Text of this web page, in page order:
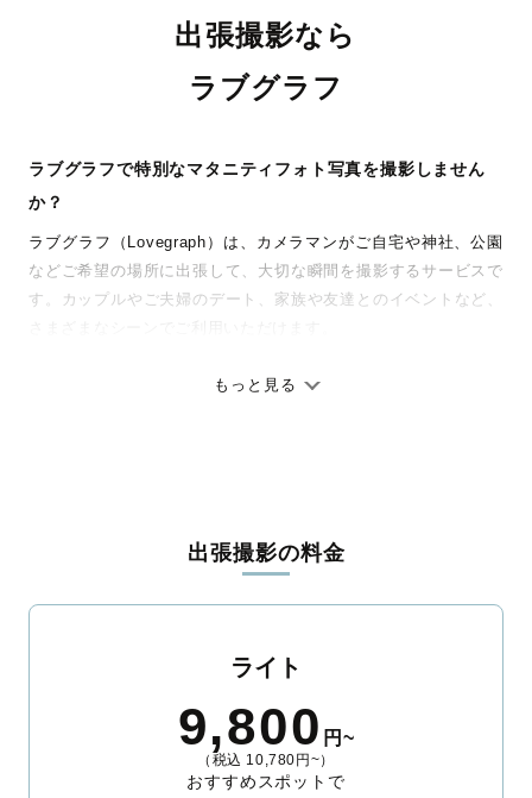
出張撮影なら
ラブグラフ
ラブグラフで特別なマタニティフォト写真を撮影しません
か？
ラブグラフ（Lovegraph）は、カメラマンがご自宅や神社、公園
などご希望の場所に出張して、大切な瞬間を撮影するサービスで
す。カップルやご夫婦のデート、家族や友達とのイベントなど、
ありのままの空気感を大切に、何十年経っても見返したくなるよ
ィを身につけたプロのカメラマンが全国47都道府県に在籍してい
ます。創業10年のノウハウを活かし、思い出に残る素敵な撮影体
験をお届けします。
整。自然な雰囲気を残しつつも、おしゃれで洗練された仕上がり
に。きっと「こんな写真を撮ってほしかった！」と思える一枚に
出会えます。まずは、ラブグラフの撮影事例
もっと見る
出張撮影の料金
ライト
9,800 円~
（税込 10,780円~）
おすすめスポットで